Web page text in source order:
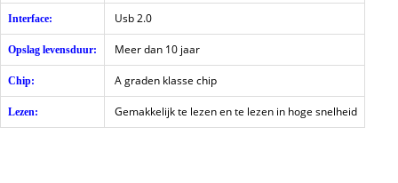
Interface: Usb 2.0
Opslag levensduur: Meer dan 10 jaar
Chip: A graden klasse chip
Lezen: Gemakkelijk te lezen en te lezen in hoge snelheid